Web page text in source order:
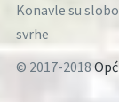
Konavle su
svrhe
© 2017-2018